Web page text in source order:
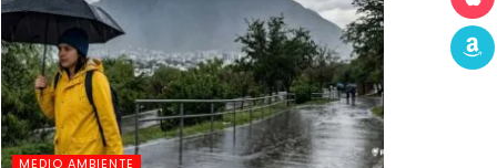
MEDIO AMBIENTE